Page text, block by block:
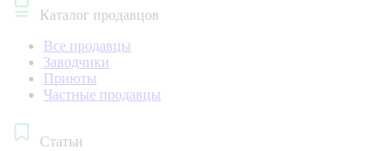
Каталог продавцов
Все продавцы
Заводчики
Приюты
Частные продавцы
Статьи